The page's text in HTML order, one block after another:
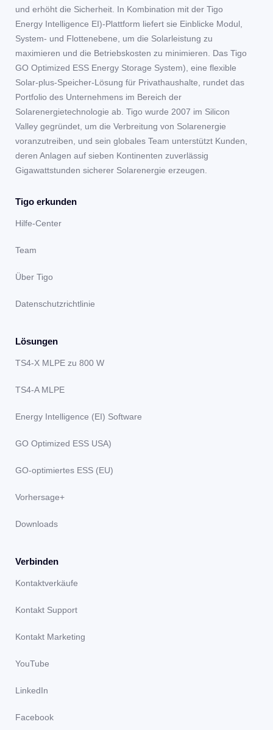
und erhöht die Sicherheit. In Kombination mit der Tigo
Energy Intelligence EI)-Plattform liefert sie Einblicke Modul,
System- und Flottenebene, um die Solarleistung zu
maximieren und die Betriebskosten zu minimieren. Das Tigo
GO Optimized ESS Energy Storage System), eine flexible
Solar-plus-Speicher-Lösung für Privathaushalte, rundet das
Portfolio des Unternehmens im Bereich der
Solarenergietechnologie ab. Tigo wurde 2007 im Silicon
Valley gegründet, um die Verbreitung von Solarenergie
voranzutreiben, und sein globales Team unterstützt Kunden,
deren Anlagen auf sieben Kontinenten zuverlässig
Gigawattstunden sicherer Solarenergie erzeugen.
Tigo erkunden
Hilfe-Center
Team
Über Tigo
Datenschutzrichtlinie
Lösungen
TS4-X MLPE zu 800 W
TS4-A MLPE
Energy Intelligence (EI) Software
GO Optimized ESS USA)
GO-optimiertes ESS (EU)
Vorhersage+
Downloads
Verbinden
Kontaktverkäufe
Kontakt Support
Kontakt Marketing
YouTube
LinkedIn
Facebook